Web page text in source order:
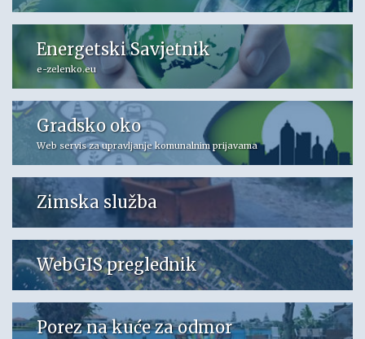
Energetski Savjetnik
e-zelenko.eu
Gradsko oko
Web servis za upravljanje komunalnim prijavama
Zimska služba
WebGIS preglednik
Porez na kuće za odmor